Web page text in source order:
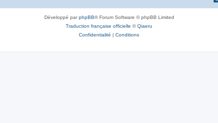
Développé parphpBB® Forum Software © phpBB Limited
Traduction française officielle ©Qiaeru
Confidentialité | Conditions